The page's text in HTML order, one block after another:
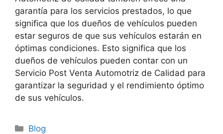
garantía para los servicios prestados, lo que
significa que los dueños de vehículos pueden
estar seguros de que sus vehículos estarán en
óptimas condiciones. Esto significa que los
dueños de vehículos pueden contar con un
Servicio Post Venta Automotriz de Calidad para
garantizar la seguridad y el rendimiento óptimo
de sus vehículos.
Categorías
Blog